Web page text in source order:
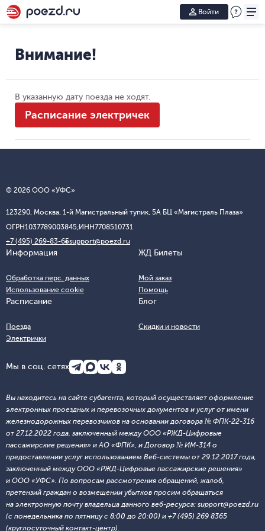
Войти
Внимание!
В указанную дату поезда не ходят.
Расписание электричек
© 2026 ООО «УФС»
123290, Москва, 1-й Магистральный тупик, 5А БЦ «Магистраль Плаза»
ОГРН1037789003845;ИНН7708510731
+7 (495) 269-83-65support@poezd.ru
Информация
Обработка перс. данных
Использование cookie
ЖД Билеты
Мой заказ
Помощь
Расписание
Поезда
Электрички
Блог
Скидки и новости
Мы в соц. сетях
Вы находитесь на сайте субагента, который осуществляет оформление
электронных проездных и перевозочных документов и услуг от имени
железнодорожных перевозчиков на основании договора № ФПК-22-316
от 27.12.2022 года, заключенный между ООО «РЖД-Цифровые
пассажирские решения» и АО «ФПК», и Договор № ИМ-314 о
предоставлении услуг использованием Веб-системы от 29.12.2017 года,
заключенный между ООО «РЖД-Цифровые пассажирские решения»
и ООО «УФС». По вопросам рассмотрения обращений, жалоб,
претензий граждан о возмещении убытков просим обращаться
на электронную почту владельца данного веб-ресурса: support@poezd.ru
(с понедельника по пятницу с 8:00 до 20:00) и +7 (495) 269 8365
(круглосуточный контакт-центр).